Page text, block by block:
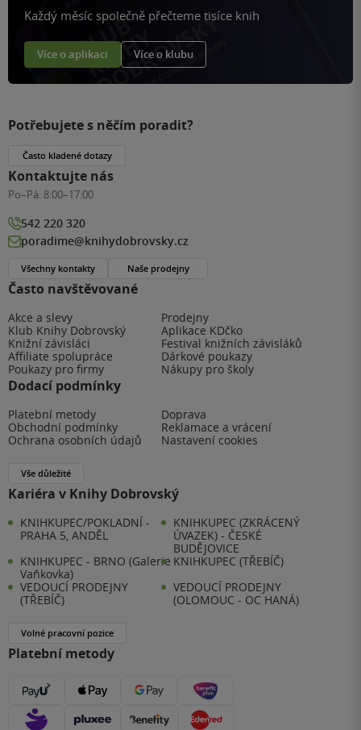
Každý měsíc společně přečteme tisíce knih
Více o aplikaci Více o klubu
Často navštěvované
Akce a slevy
Prodejny
Klub Knihy Dobrovský
Aplikace KDčko
Knižní závisláci
Festival knižních závisláků
Affiliate spolupráce
Dárkové poukazy
Poukazy pro firmy
Nákupy pro školy
Dodací podmínky
Platební metody
Doprava
Obchodní podmínky
Reklamace a vrácení
Ochrana osobních údajů
Nastavení cookies
Vše důležité
Kariéra v Knihy Dobrovský
KNIHKUPEC/POKLADNÍ -
PRAHA 5, ANDĚL
KNIHKUPEC (ZKRÁCENÝ
ÚVAZEK) - ČESKÉ
BUDĚJOVICE
KNIHKUPEC - BRNO (Galerie
Vaňkovka)
KNIHKUPEC (TŘEBÍČ)
VEDOUCÍ PRODEJNY
(TŘEBÍČ)
VEDOUCÍ PRODEJNY
(OLOMOUC - OC HANÁ)
Volné pracovní pozice
Platební metody
Potřebujete s něčím poradit?
Často kladené dotazy
Kontaktujte nás
Po–Pá: 8:00–17:00
542 220 320
poradime@knihydobrovsky.cz
Všechny kontakty Naše prodejny